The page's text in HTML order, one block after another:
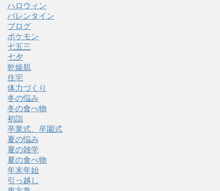
ハロウィン
バレンタイン
ブログ
ポケモン
七五三
七夕
乾燥肌
住宅
体力づくり
冬の悩み
冬の食べ物
初詣
卒業式、卒園式
夏の悩み
夏の雑学
夏の食べ物
年末年始
引っ越し